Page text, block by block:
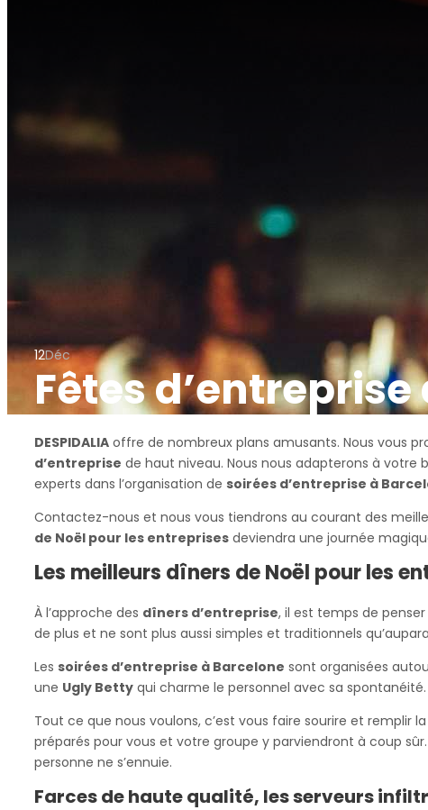
12Déc
Fêtes
DESPIDALIA offre de nombreux plans amusants. Nous vous
d’entreprise de haut niveau. Nous nous adapterons à votre
experts dans l’organisation de soirées d’entreprise à
Contactez-nous et nous vous tiendrons au courant des
de Noël pour les entreprises deviendra une journée
Les meilleurs dîners de Noël pour les
À l’approche des dîners d’entreprise, il est temps de
de plus et ne sont plus aussi simples et traditionnels
Les soirées d’entreprise à Barcelone sont organisées
une Ugly Betty qui charme le personnel avec sa spontanéité.
Tout ce que nous voulons, c’est vous faire sourire et remplir
préparés pour vous et votre groupe y parviendront à coup
personne ne s’ennuie.
Farces de haute qualité, les serveurs